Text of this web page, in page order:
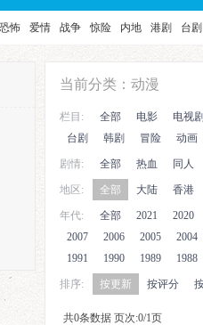
恐怖 爱情 战争 惊险 内地 港剧 台剧
当前分类：动漫
栏目: 全部 电影
电视
台剧
韩剧 冒险 动画
剧情: 全部 热血 同人
地区: 全部 大陆 香港
年代: 全部 2021
2020
2007
2006 2005
2004
1991
1990 1989 1988
排序: 按更新 按评分
共0条数据 页次:0/1页